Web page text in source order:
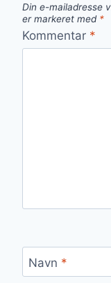
Din e-mailadresse
er markeret med *
Kommentar *
Navn *